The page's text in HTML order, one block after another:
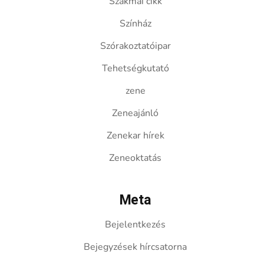
Színház
Szórakoztatóipar
Tehetségkutató
zene
Zeneajánló
Zenekar hírek
Zeneoktatás
Meta
Bejelentkezés
Bejegyzések hírcsatorna